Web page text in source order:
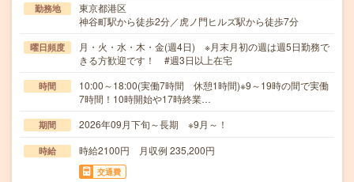
勤務地
東京都港区
神谷町駅から徒歩2分／虎ノ門ヒルズ駅から徒歩7分
曜日頻度
月・火・水・木・金(週4日) ※月末月初の週は週5日勤務で
きる方歓迎です！ #週3日以上在宅
時間
10:00～18:00(実働7時間 休憩1時間)※9～19時の間で実働
7時間！10時開始や17時終業…
期間 2026年09月下旬～長期 ※9月～！
時給 時給2100円 月収例 235,200円
交通費